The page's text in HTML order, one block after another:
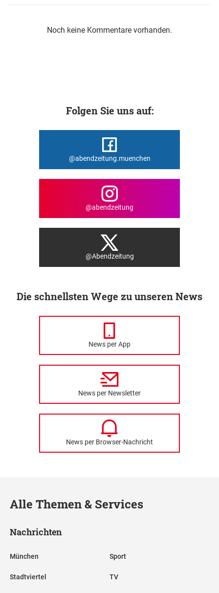
Noch keine Kommentare vorhanden.
Folgen Sie uns auf:
@abendzeitung.muenchen
@abendzeitung
@Abendzeitung
Die schnellsten Wege zu unseren News
News per App
News per Newsletter
News per Browser-Nachricht
Alle Themen & Services
Nachrichten
München
Stadtviertel
Sport
TV